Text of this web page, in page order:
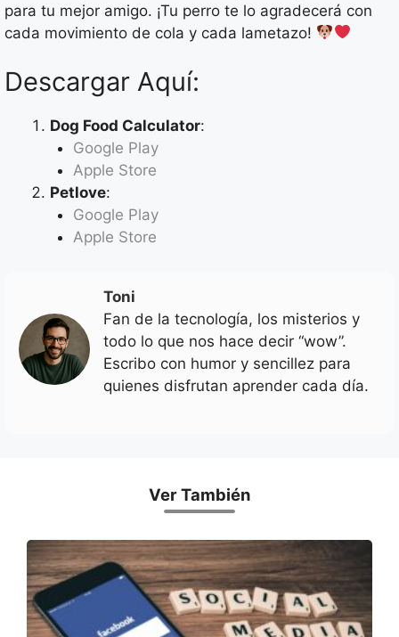
para tu mejor amigo. ¡Tu perro te lo agradecerá con
cada movimiento de cola y cada lametazo!
Descargar Aquí:
Dog Food Calculator:
Google Play
Apple Store
Petlove:
Google Play
Apple Store
Toni
Fan de la tecnología, los misterios y
todo lo que nos hace decir “wow”.
Escribo con humor y sencillez para
quienes disfrutan aprender cada día.
Ver También